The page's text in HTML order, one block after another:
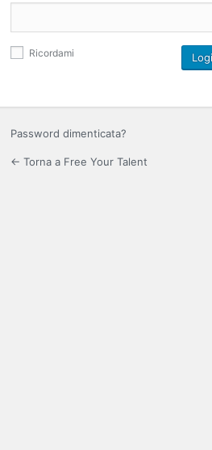
Ricordami
Password dimenticata?
← Torna a Free Your Talent